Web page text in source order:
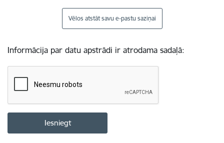
Vēlos atstāt savu e-pastu saziņai
Informācija par datu apstrādi ir atrodama sadaļā: